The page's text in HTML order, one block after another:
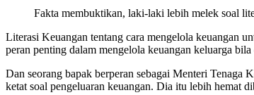
Fakta membuktikan, laki-laki lebih melek soal
Literasi Keuangan tentang cara mengelola keuangan
peran penting dalam mengelola keuangan keluarga
Dan seorang bapak berperan sebagai Menteri Tenaga
ketat soal pengeluaran keuangan. Dia itu lebih hemat